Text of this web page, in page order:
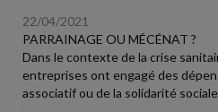
22/04/2021
PARRAINAGE OU MÉCÉNAT ?
Dans le contexte de la crise
entreprises ont engagé des
associatif ou de la solidarité